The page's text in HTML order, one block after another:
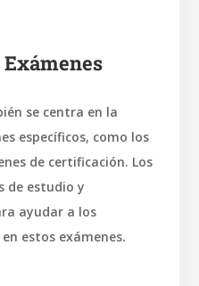
se centra en la
específicos, como los
de certificación. Los
de estudio y
ayudar a los
estos exámenes.